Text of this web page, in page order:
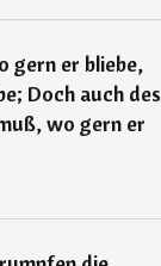
gern er bliebe,
Doch auch des
wo gern er